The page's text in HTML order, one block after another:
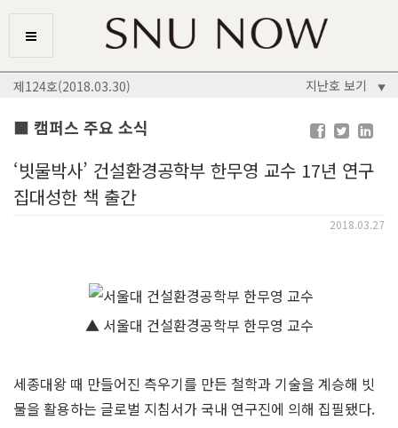
제124호(2018.03.30) 지난호 보기 ▼
■ 캠퍼스 주요 소식
‘빗물박사’ 건설환경공학부 한무영 교수 17년 연구
집대성한 책 출간
2018.03.27
▲ 서울대 건설환경공학부 한무영 교수
세종대왕 때 만들어진 측우기를 만든 철학과 기술을 계승해 빗
물을 활용하는 글로벌 지침서가 국내 연구진에 의해 집필됐다.